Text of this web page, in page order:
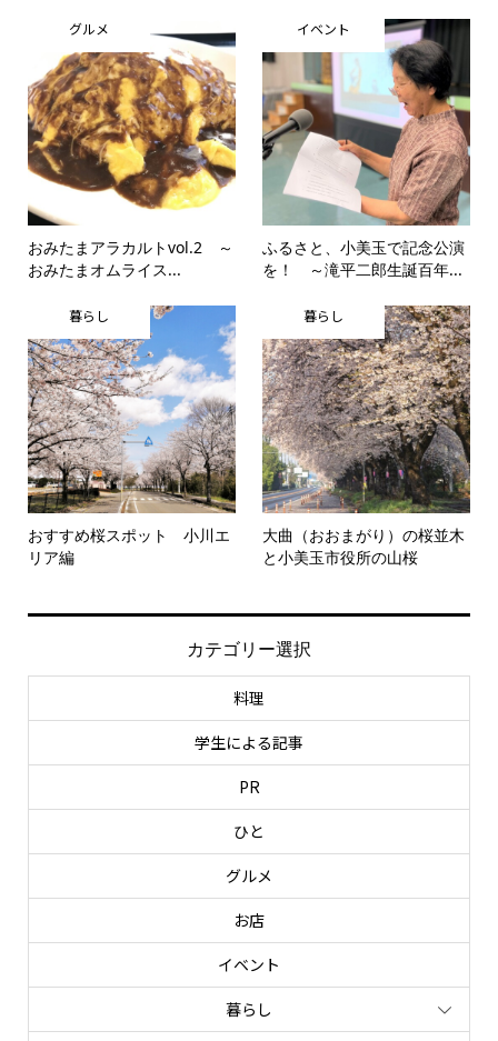
グルメ
おみたまアラカルトvol.2 ～
おみたまオムライス...
イベント
ふるさと、小美玉で記念公演
を！ ～滝平二郎生誕百年...
暮らし
おすすめ桜スポット 小川エ
リア編
暮らし
大曲（おおまがり）の桜並木
と小美玉市役所の山桜
カテゴリー選択
料理
学生による記事
PR
ひと
グルメ
お店
イベント
暮らし